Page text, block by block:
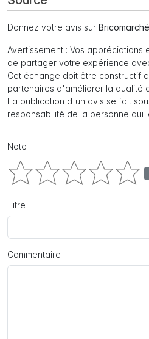
Donnez votre avis sur
Avertissement : Vos appréciations
de partager votre expérience
Cet échange doit être constructif
partenaires d'améliorer la qualité
La publication d'un avis se fait
responsabilité de la personne qui
Note
Titre
Commentaire